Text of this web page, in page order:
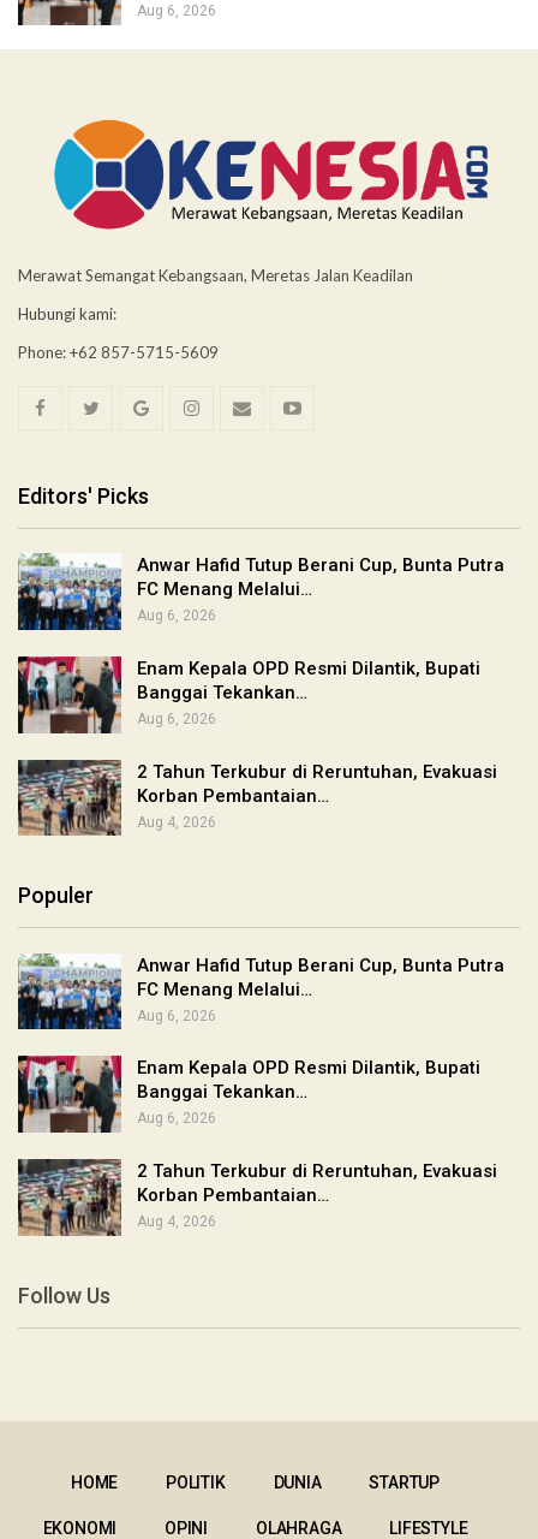
Aug 6, 2026
Merawat Semangat Kebangsaan, Meretas Jalan Keadilan
Hubungi kami:
Phone: +62 857-5715-5609
Editors' Picks
Anwar Hafid Tutup Berani Cup, Bunta Putra
FC Menang Melalui…
Aug 6, 2026
Enam Kepala OPD Resmi Dilantik, Bupati
Banggai Tekankan…
Aug 6, 2026
2 Tahun Terkubur di Reruntuhan, Evakuasi
Korban Pembantaian…
Aug 4, 2026
Populer
Anwar Hafid Tutup Berani Cup, Bunta Putra
FC Menang Melalui…
Aug 6, 2026
Enam Kepala OPD Resmi Dilantik, Bupati
Banggai Tekankan…
Aug 6, 2026
2 Tahun Terkubur di Reruntuhan, Evakuasi
Korban Pembantaian…
Aug 4, 2026
Follow Us
HOME POLITIK DUNIA STARTUP
EKONOMI OPINI OLAHRAGA LIFESTYLE